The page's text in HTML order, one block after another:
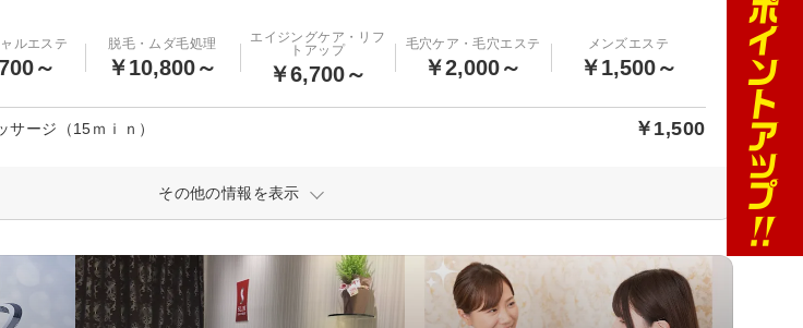
ルエステ
～
脱毛・ムダ毛処理
￥10,800～
エイジングケア・リフ
トアップ
￥6,700～
毛穴ケア・毛穴エステ
￥2,000～
メンズエステ
￥1,500～
サージ（15ｍｉｎ） ￥1,500
その他の情報を表示